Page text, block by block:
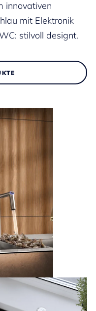
innovativen
mit Elektronik
stilvoll designt.